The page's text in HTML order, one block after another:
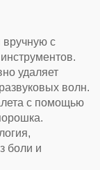
вручную с
удаляет
волн.
с помощью
боли и